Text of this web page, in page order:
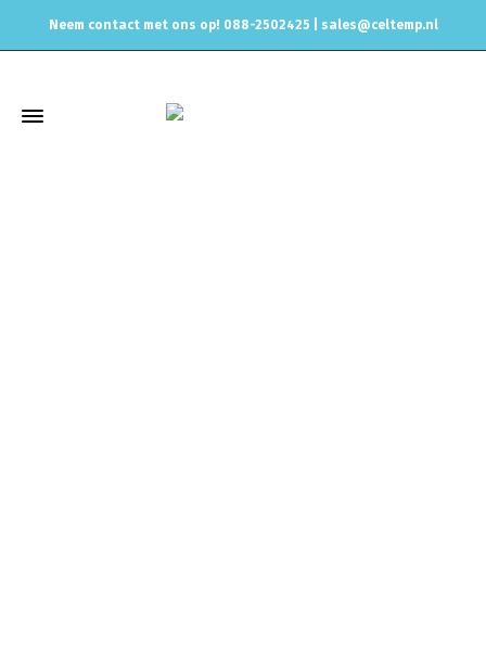
Neem contact met ons op! 088-2502425 | sales@celtemp.nl